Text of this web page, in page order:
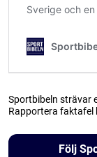
Sportbibeln strävar
Rapportera faktafel
Följ